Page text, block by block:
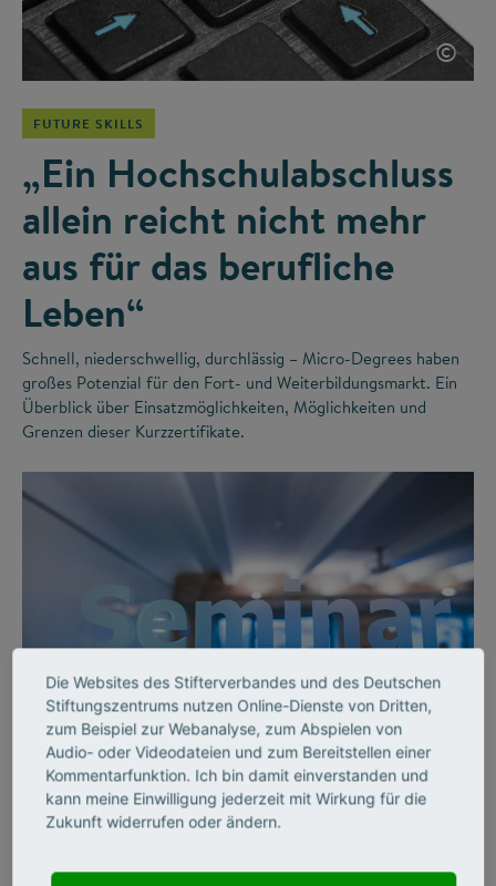
©
FUTURE SKILLS
„Ein Hochschulabschluss
allein reicht nicht mehr
aus für das berufliche
Leben“
Schnell, niederschwellig, durchlässig – Micro-Degrees haben
großes Potenzial für den Fort- und Weiterbildungsmarkt. Ein
Überblick über Einsatzmöglichkeiten, Möglichkeiten und
Grenzen dieser Kurzzertifikate.
©
FUTURE SKILLS
Weiterbildung:
Hochschulwissen
Die Websites des Stifterverbandes und des Deutschen
Stiftungszentrums nutzen Online-Dienste von Dritten,
zum Beispiel zur Webanalyse, zum Abspielen von
Audio- oder Videodateien und zum Bereitstellen einer
Kommentarfunktion. Ich bin damit einverstanden und
kann meine Einwilligung jederzeit mit Wirkung für die
Zukunft widerrufen oder ändern.